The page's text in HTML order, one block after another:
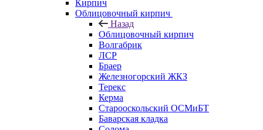
Кирпич
Облицовочный кирпич
Назад
Облицовочный кирпич
Волгабрик
ЛСР
Браер
Железногорский ЖКЗ
Терекс
Керма
Старооскольский ОСМиБТ
Баварская кладка